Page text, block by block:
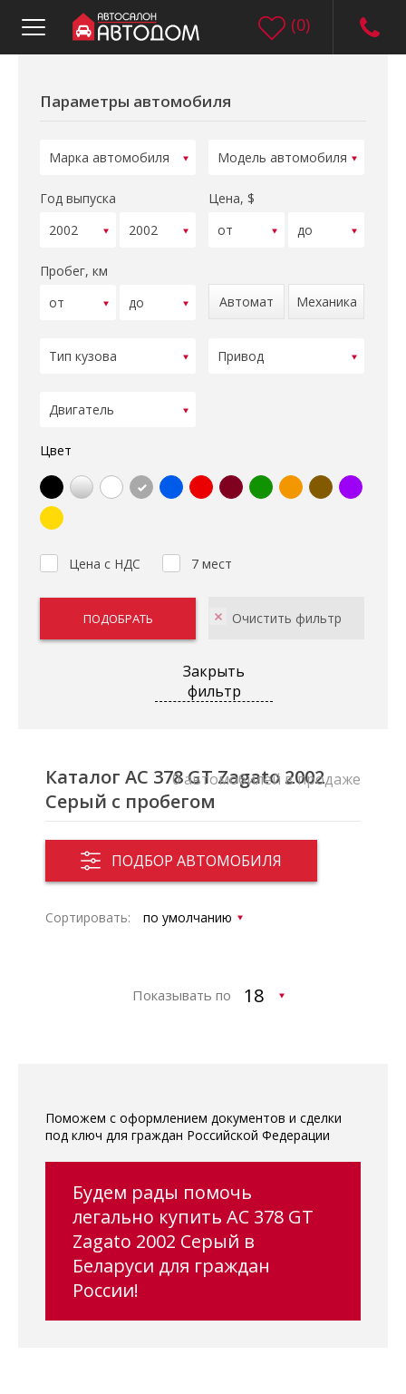
(0)
Параметры автомобиля
Год выпуска Цена, $
Пробег, км
Автомат
Механика
Цвет
Цена с НДС 7 мест
Закрыть
фильтр
Каталог AC 378 GT Zagato 2002
Серый с пробегом
ПОДБОР АВТОМОБИЛЯ
0 автомобилей в продаже
Сортировать:
Показывать по
Поможем с оформлением документов и сделки
под ключ для граждан Российской Федерации
Будем рады помочь
легально купить AC 378 GT
Zagato 2002 Серый в
Беларуси для граждан
России!